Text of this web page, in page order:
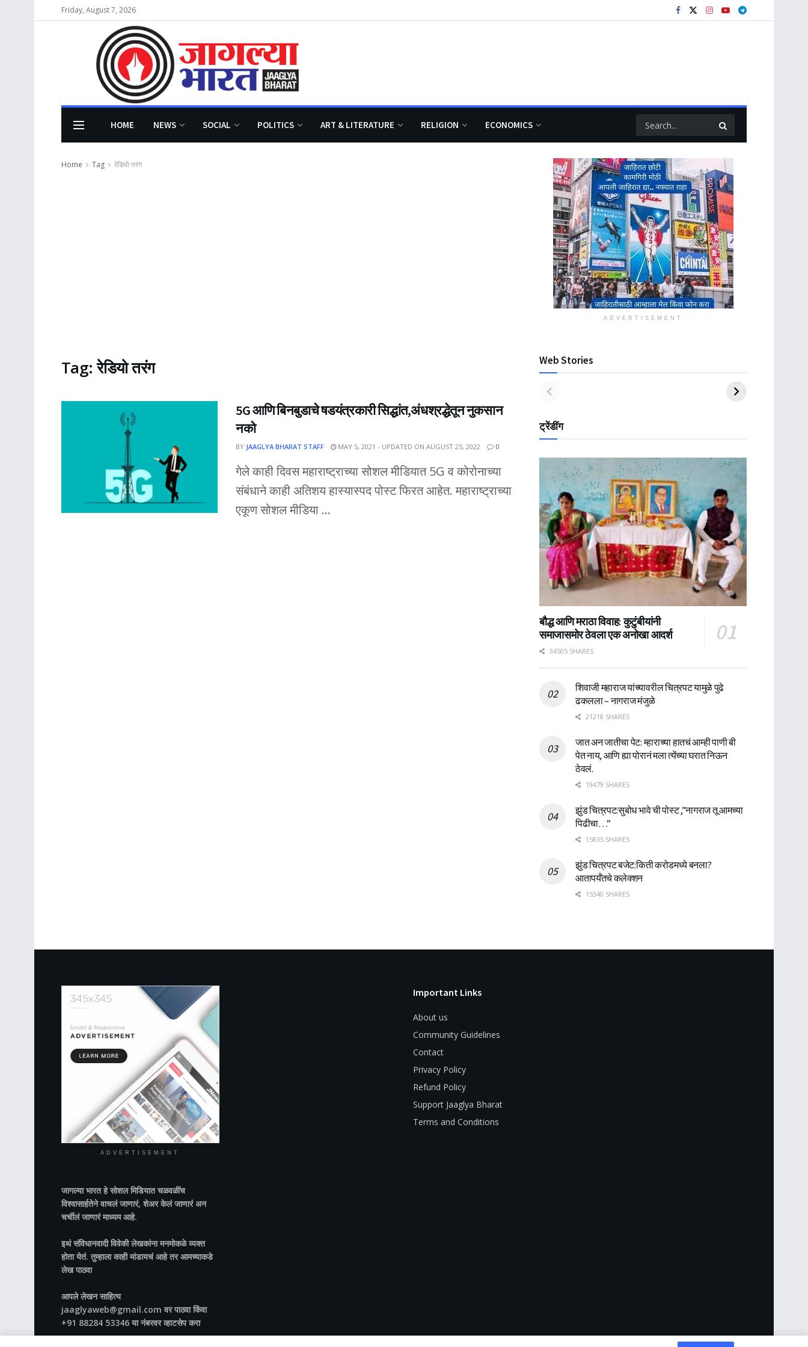
Friday, August 7, 2026
HOME NEWS SOCIAL POLITICS ART & LITERATURE RELIGION ECONOMICS
Home Tag रेडियो तरंग
Tag:रेडियो तरंग
5G आणि बिनबुडाचे षडयंत्रकारी सिद्धांत,अंधश्रद्धेतून नुकसान
नको
BY JAAGLYA BHARAT STAFF MAY 5, 2021 - UPDATED ON AUGUST 25, 2022 0
गेले काही दिवस महाराष्ट्राच्या सोशल मीडियात 5G व कोरोनाच्या
संबंधाने काही अतिशय हास्यास्पद पोस्ट फिरत आहेत. महाराष्ट्राच्या
एकूण सोशल मीडिया ...
ADVERTISEMENT
Web Stories
ट्रेंडींग
बौद्ध आणि मराठा विवाह: कुटुंबीयांनी
समाजासमोर ठेवला एक अनोखा आदर्श
34505 SHARES
शिवाजी महाराज यांच्यावरील चित्रपट यामुळे पुढे
ढकलला – नागराज मंजुळे
21218 SHARES
जात अन जातीचा पेट: म्हाराच्या हातचं आम्ही पाणी बी
पेत नाय, आणि ह्या पोरानं मला त्येंच्या घरात निऊन
ठेवलं.
19479 SHARES
झुंड चित्रपट:सुबोध भावे ची पोस्ट ,”नागराज तू आमच्या
पिढीचा…”
15835 SHARES
झुंड चित्रपट बजेट:किती करोडमध्ये बनला?
आतापर्यँतचे कलेक्शन
15340 SHARES
ADVERTISEMENT
जागल्या भारतहे सोशल मिडियात चळवळींच
विश्वासार्हतेने वाचलं जाणारं, शेअर केलं जाणारं अन
चर्चीलं जाणारं माध्यम आहे.
इथं संविधानवादी विवेकी लेखकांना मनमोकळे व्यक्त
होता येतं. तुम्हाला काही मांडायचं आहे तर आमच्याकडे
लेख पाठवा
आपले लेखन साहित्य
jaaglyaweb@gmail.com वर पाठवा किंवा
+91 88284 53346 या नंबरवर व्हाटसेप करा
Important Links
About us
Community Guidelines
Contact
Privacy Policy
Refund Policy
Support Jaaglya Bharat
Terms and Conditions